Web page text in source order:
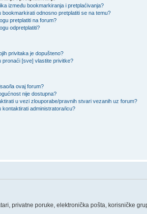
između bookmarkiranja i pretplaćivanja?
bookmarkirati odnosno pretplatiti se na temu?
pretplatiti na forum?
odpretplatiti?
privitaka je dopušteno?
pronaći [sve] vlastite privitke?
la ovaj forum?
nije dostupna?
u vezi zlouporabe/pravnih stvari vezanih uz forum?
kontaktirati administratora/icu?
privatne poruke, elektronička pošta, korisničke